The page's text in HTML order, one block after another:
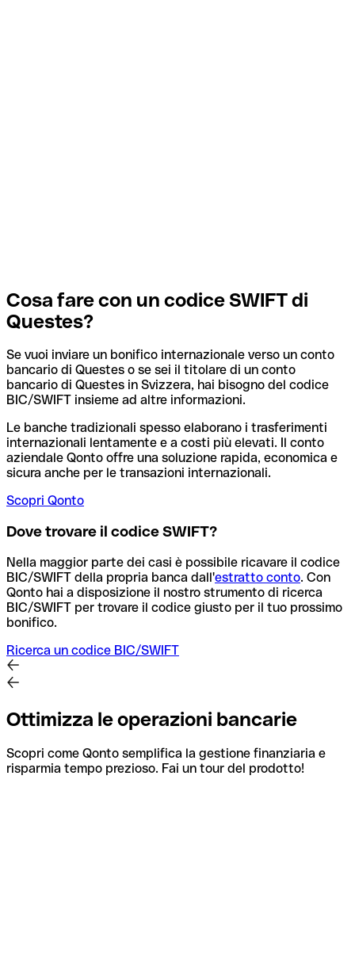
Cosa fare con un codice SWIFT di
Questes?
Se vuoi inviare un bonifico internazionale verso un conto
bancario di Questes o se sei il titolare di un conto
bancario di Questes in Svizzera, hai bisogno del codice
BIC/SWIFT insieme ad altre informazioni.
Le banche tradizionali spesso elaborano i trasferimenti
internazionali lentamente e a costi più elevati. Il conto
aziendale Qonto offre una soluzione rapida, economica e
sicura anche per le transazioni internazionali.
Scopri Qonto
Dove trovare il codice SWIFT?
Nella maggior parte dei casi è possibile ricavare il codice
BIC/SWIFT della propria banca dall'estratto conto. Con
Qonto hai a disposizione il nostro strumento di ricerca
BIC/SWIFT per trovare il codice giusto per il tuo prossimo
bonifico.
Ricerca un codice BIC/SWIFT
Ottimizza le operazioni bancarie
Scopri come Qonto semplifica la gestione finanziaria e
risparmia tempo prezioso. Fai un tour del prodotto!